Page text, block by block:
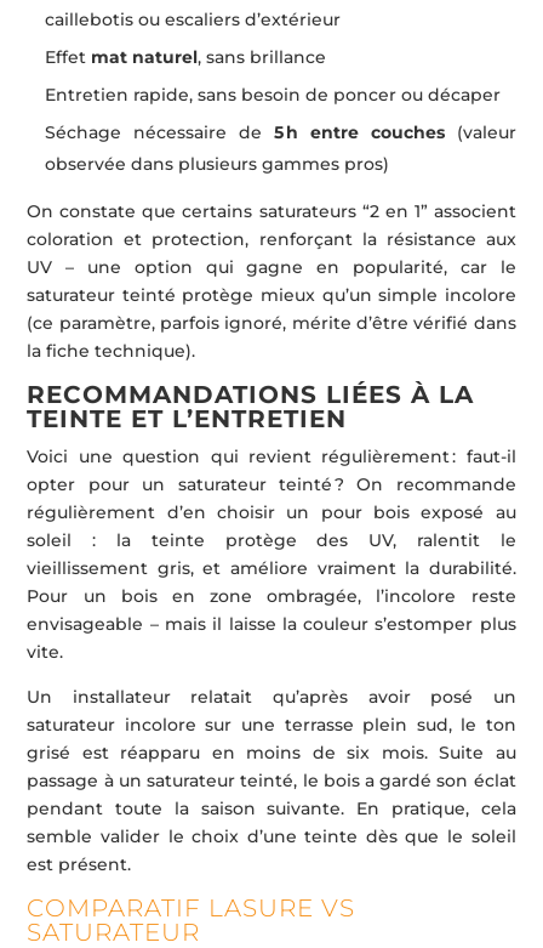
caillebotis ou escaliers d’extérieur
Effet mat naturel, sans brillance
Entretien rapide, sans besoin de poncer ou décaper
Séchage nécessaire de 5 h entre couches(valeur
observée dans plusieurs gammes pros)
On constate que certains saturateurs “2 en 1” associent
coloration et protection, renforçant la résistance aux
UV – une option qui gagne en popularité, car le
saturateur teinté protège mieux qu’un simple incolore
(ce paramètre, parfois ignoré, mérite d’être vérifié dans
la fiche technique).
RECOMMANDATIONS LIÉES À LA
TEINTE ET L’ENTRETIEN
Voici une question qui revient régulièrement : faut-il
opter pour un saturateur teinté ? On recommande
régulièrement d’en choisir un pour bois exposé au
soleil : la teinte protège des UV, ralentit le
vieillissement gris, et améliore vraiment la durabilité.
Pour un bois en zone ombragée, l’incolore reste
envisageable – mais il laisse la couleur s’estomper plus
vite.
Un installateur relatait qu’après avoir posé un
saturateur incolore sur une terrasse plein sud, le ton
grisé est réapparu en moins de six mois. Suite au
passage à un saturateur teinté, le bois a gardé son éclat
pendant toute la saison suivante. En pratique, cela
semble valider le choix d’une teinte dès que le soleil
est présent.
COMPARATIF LASURE VS
SATURATEUR